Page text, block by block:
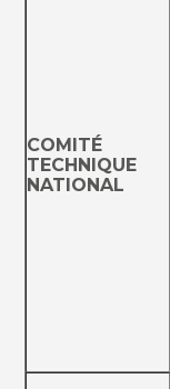
COMITÉ
TECHNIQUE
NATIONAL